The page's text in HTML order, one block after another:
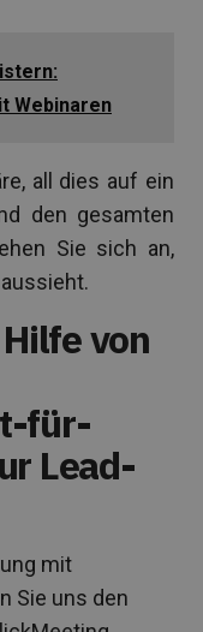
Webinaren
all dies auf ein
den gesamten
Sie sich an,
von
für-
Lead-
mit
Sie uns den